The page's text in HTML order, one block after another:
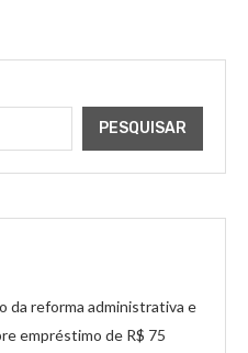
PESQUISAR
da reforma administrativa e
empréstimo de R$ 75